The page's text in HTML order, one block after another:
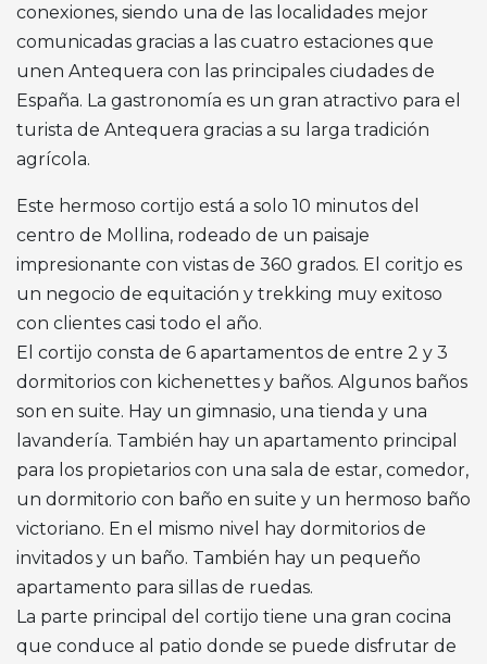
conexiones, siendo una de las localidades mejor
comunicadas gracias a las cuatro estaciones que
unen Antequera con las principales ciudades de
España. La gastronomía es un gran atractivo para el
turista de Antequera gracias a su larga tradición
agrícola.
Este hermoso cortijo está a solo 10 minutos del
centro de Mollina, rodeado de un paisaje
impresionante con vistas de 360 ​​grados. El coritjo es
un negocio de equitación y trekking muy exitoso
con clientes casi todo el año.
El cortijo consta de 6 apartamentos de entre 2 y 3
dormitorios con kichenettes y baños. Algunos baños
son en suite. Hay un gimnasio, una tienda y una
lavandería. También hay un apartamento principal
para los propietarios con una sala de estar, comedor,
un dormitorio con baño en suite y un hermoso baño
victoriano. En el mismo nivel hay dormitorios de
invitados y un baño. También hay un pequeño
apartamento para sillas de ruedas.
La parte principal del cortijo tiene una gran cocina
que conduce al patio donde se puede disfrutar de